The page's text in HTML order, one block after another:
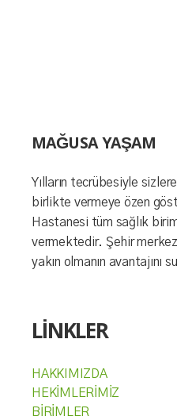
MAĞUSA YAŞAM
Yılların tecrübesiyle
birlikte vermeye özen
Hastanesi tüm sağlık
vermektedir. Şehir
yakın olmanın avantajını
LİNKLER
HAKKIMIZDA
HEKİMLERİMİZ
BİRİMLER